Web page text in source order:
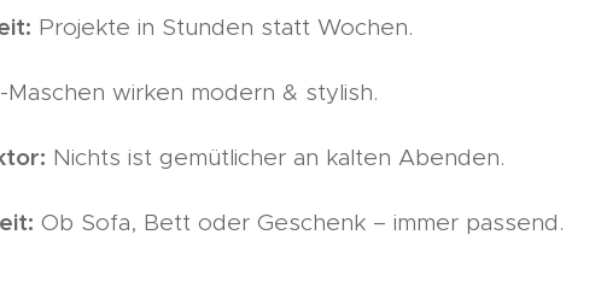
Projekte in Stunden statt Wochen.
Maschen wirken modern & stylish.
Nichts ist gemütlicher an kalten Abenden.
Ob Sofa, Bett oder Geschenk – immer passend.